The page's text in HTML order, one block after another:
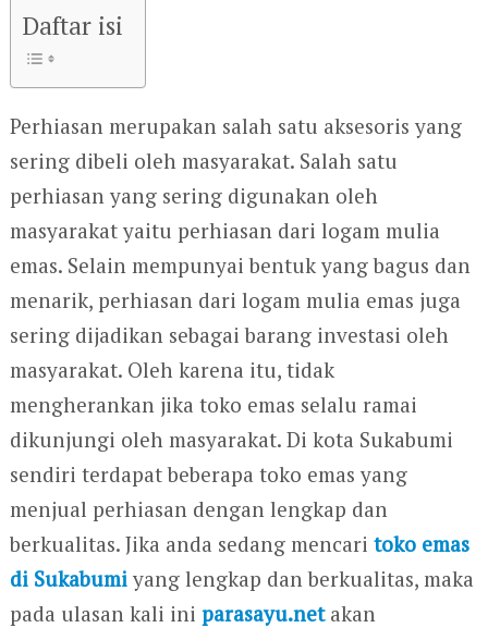
Daftar isi
Perhiasan merupakan salah satu aksesoris yang
sering dibeli oleh masyarakat. Salah satu
perhiasan yang sering digunakan oleh
masyarakat yaitu perhiasan dari logam mulia
emas. Selain mempunyai bentuk yang bagus dan
menarik, perhiasan dari logam mulia emas juga
sering dijadikan sebagai barang investasi oleh
masyarakat. Oleh karena itu, tidak
mengherankan jika toko emas selalu ramai
dikunjungi oleh masyarakat. Di kota Sukabumi
sendiri terdapat beberapa toko emas yang
menjual perhiasan dengan lengkap dan
berkualitas. Jika anda sedang mencari toko emas
di Sukabumiyang lengkap dan berkualitas, maka
pada ulasan kali ini parasayu.netakan